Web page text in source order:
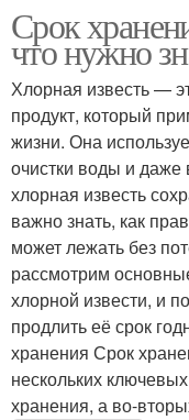
Срок
что нужно
Хлорная известь —
продукт, который
жизни. Она
очистки воды и даже
хлорная известь
важно знать, как
может лежать без
рассмотрим
хлорной извести, и
продлить её срок
хранения Срок
нескольких
хранения, а во-